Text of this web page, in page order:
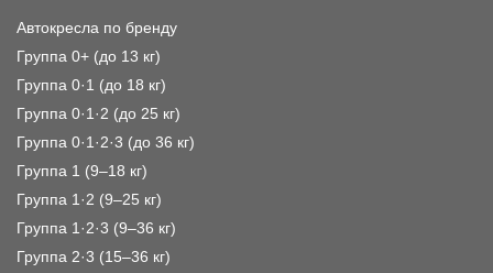
Автокресла по бренду
Группа 0+ (до 13 кг)
Группа 0·1 (до 18 кг)
Группа 0·1·2 (до 25 кг)
Группа 0·1·2·3 (до 36 кг)
Группа 1 (9–18 кг)
Группа 1·2 (9–25 кг)
Группа 1·2·3 (9–36 кг)
Группа 2·3 (15–36 кг)